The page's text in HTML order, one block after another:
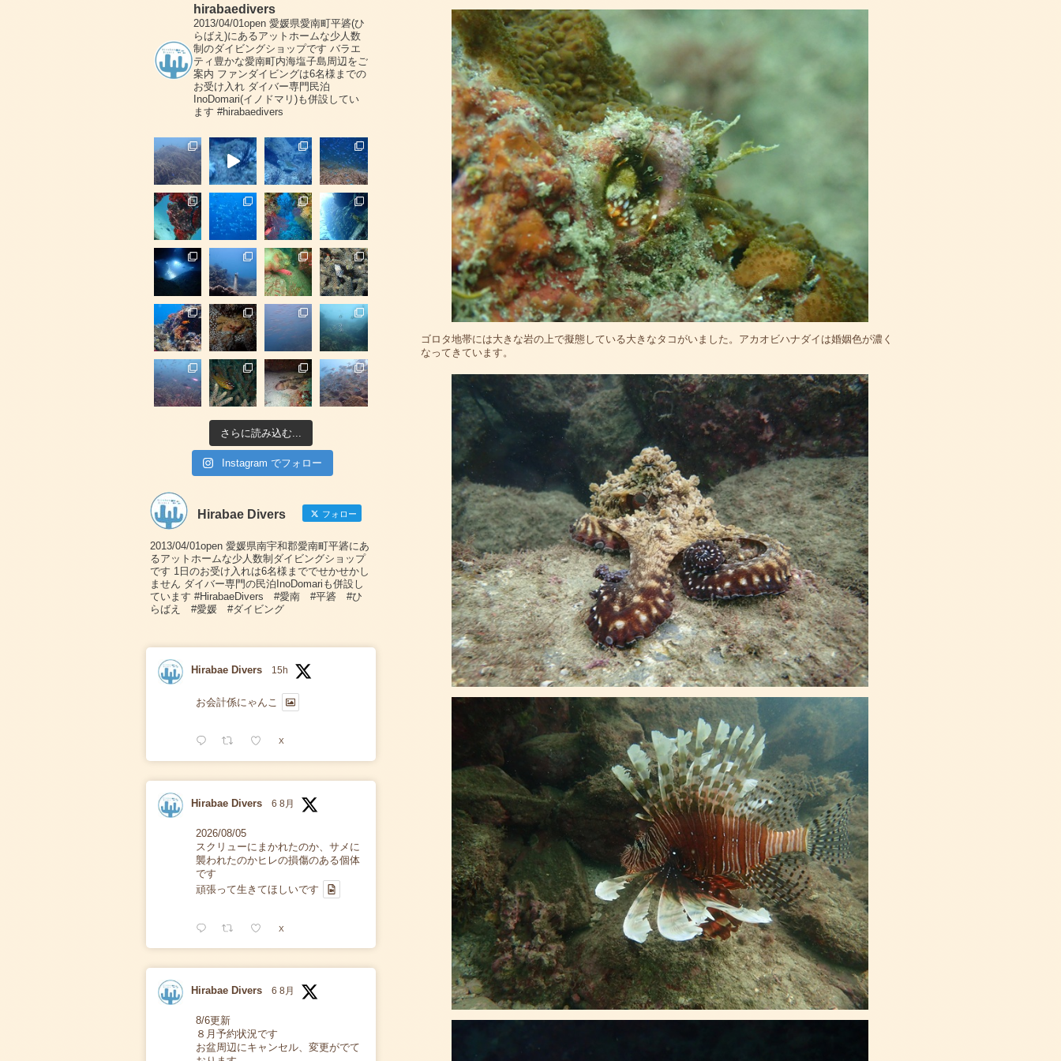
ゴロタ地帯には大きな岩の上で擬態している大きなタコがいました。アカオビハナダイは婚姻色が濃く
なってきています。
hirabaedivers
2013/04/01open愛媛県愛南町平碆(ひ
らばえ)にあるアットホームな少人数
制のダイビングショップです バラエ
ティ豊かな愛南町内海塩子島周辺をご
案内 ファンダイビングは6名様までの
お受け入れダイバー専門民泊
InoDomari(イノドマリ)も併設してい
ます #hirabaedivers
さらに読み込む...
Instagram でフォロー
Hirabae Divers フォロー
2013/04/01open 愛媛県南宇和郡愛南町平碆にあ
るアットホームな少人数制ダイビングショップ
です 1日のお受け入れは6名様まででせかせかし
ません ダイバー専門の民泊InoDomariも併設し
ています #HirabaeDivers #愛南 #平碆 #ひ
らばえ #愛媛 #ダイビング
Hirabae Divers 15h
お会計係にゃんこ
X
Hirabae Divers 6 8月
2026/08/05
スクリューにまかれたのか、サメに
襲われたのかヒレの損傷のある個体
です
頑張って生きてほしいです
X
Hirabae Divers 6 8月
8/6更新
８月予約状況です
お盆周辺にキャンセル、変更がでて